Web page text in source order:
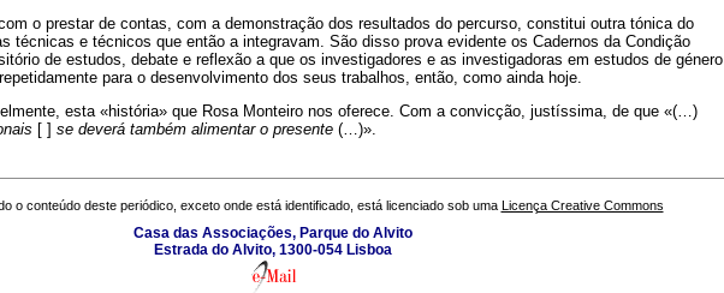
o prestar de contas, com a demonstração dos resultados do percurso, constitui outra tónica do
técnicas e técnicos que então a integravam. São disso prova evidente os Cadernos da Condição
de estudos, debate e reflexão a que os investigadores e as investigadoras em estudos de género
para o desenvolvimento dos seus trabalhos, então, como ainda hoje.
esta «história» que Rosa Monteiro nos oferece. Com a convicção, justíssima, de que «(…)
[ ] se deverá também alimentar o presente (…)».
o conteúdo deste periódico, exceto onde está identificado, está licenciado sob uma Licença Creative Commons
Casa das Associações, Parque do Alvito
Estrada do Alvito, 1300-054 Lisboa